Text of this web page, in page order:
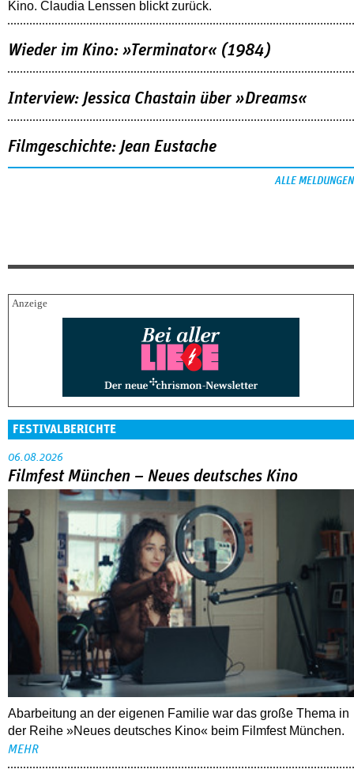
Kino. Claudia Lenssen blickt zurück.
Wieder im Kino: »Terminator« (1984)
Interview: Jessica Chastain über »Dreams«
Filmgeschichte: Jean Eustache
ALLE MELDUNGEN
FESTIVALBERICHTE
06.08.2026
Filmfest München – Neues deutsches Kino
Abarbeitung an der eigenen Familie war das große Thema in
der Reihe »Neues deutsches Kino« beim Filmfest München.
MEHR